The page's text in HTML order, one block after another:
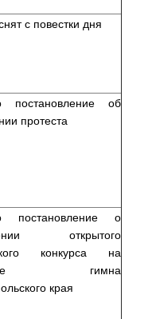
с повестки дня
постановление об
протеста
постановление о
открытого
конкурса на
гимна
края